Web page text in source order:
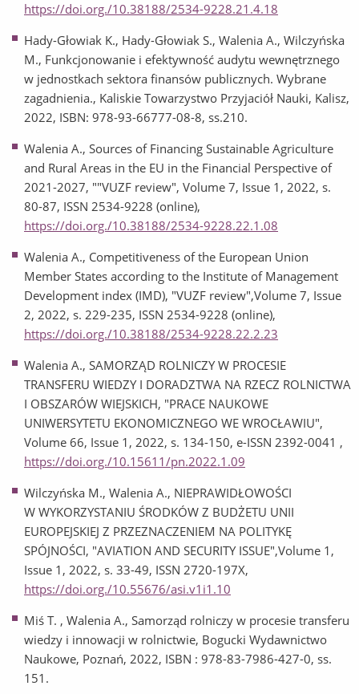
https://doi.org./10.38188/2534-9228.21.4.18
Hady-Głowiak K., Hady-Głowiak S., Walenia A., Wilczyńska
M., Funkcjonowanie i efektywność audytu wewnętrznego
w jednostkach sektora finansów publicznych. Wybrane
zagadnienia., Kaliskie Towarzystwo Przyjaciół Nauki, Kalisz,
2022, ISBN: 978-93-66777-08-8, ss.210.
Walenia A., Sources of Financing Sustainable Agriculture
and Rural Areas in the EU in the Financial Perspective of
2021-2027, ""VUZF review", Volume 7, Issue 1, 2022, s.
80-87, ISSN 2534-9228 (online),
https://doi.org./10.38188/2534-9228.22.1.08
Walenia A., Competitiveness of the European Union
Member States according to the Institute of Management
Development index (IMD), "VUZF review",Volume 7, Issue
2, 2022, s. 229-235, ISSN 2534-9228 (online),
https://doi.org./10.38188/2534-9228.22.2.23
Walenia A., SAMORZĄD ROLNICZY W PROCESIE
TRANSFERU WIEDZY I DORADZTWA NA RZECZ ROLNICTWA
I OBSZARÓW WIEJSKICH, "PRACE NAUKOWE
UNIWERSYTETU EKONOMICZNEGO WE WROCŁAWIU",
Volume 66, Issue 1, 2022, s. 134-150, e-ISSN 2392-0041 ,
https://doi.org./10.15611/pn.2022.1.09
Wilczyńska M., Walenia A., NIEPRAWIDŁOWOŚCI
W WYKORZYSTANIU ŚRODKÓW Z BUDŻETU UNII
EUROPEJSKIEJ Z PRZEZNACZENIEM NA POLITYKĘ
SPÓJNOŚCI, "AVIATION AND SECURITY ISSUE",Volume 1,
Issue 1, 2022, s. 33-49, ISSN 2720-197X,
https://doi.org./10.55676/asi.v1i1.10
Miś T. , Walenia A., Samorząd rolniczy w procesie transferu
wiedzy i innowacji w rolnictwie, Bogucki Wydawnictwo
Naukowe, Poznań, 2022, ISBN : 978-83-7986-427-0, ss.
151.